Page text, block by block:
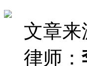
文章来
律师：